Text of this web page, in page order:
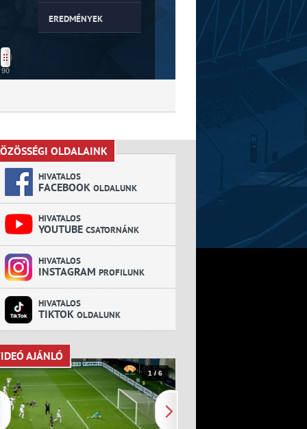
90
EREDMÉNYEK
OLDALAINK
OLDALAINK
HIVATALOS
FACEBOOK OLDALUNK
HIVATALOS
YOUTUBE CSATORNÁNK
HIVATALOS
INSTAGRAM PROFILUNK
HIVATALOS
TIKTOK OLDALUNK
AJÁNLÓ
AJÁNLÓ
1 / 6